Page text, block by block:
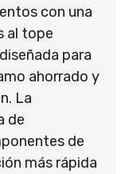
con una
al tope
para
ahorrado y
La
de
de
más rápida